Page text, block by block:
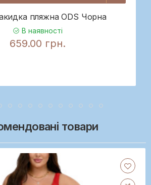
пляжна ODS Чорна
В наявності
659.00 грн.
товари